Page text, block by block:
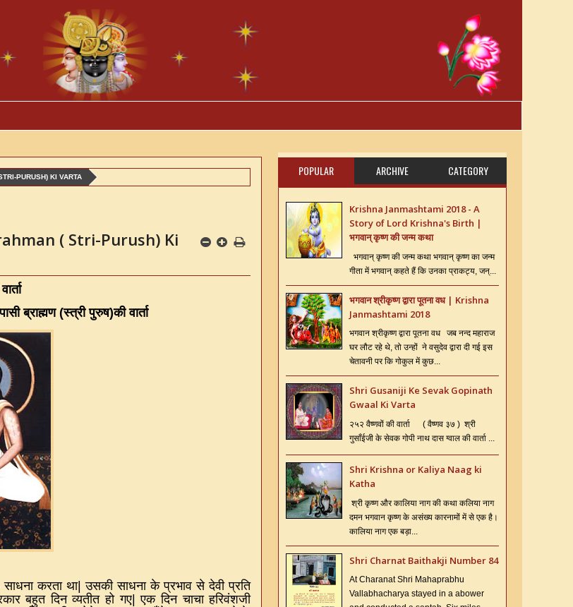
PURUSH) KI VARTA
( Stri-Purush) Ki
ब्राह्मण(स्त्री पुरुष)की वार्ता
साधना करता था|उसकी साधना के प्रभाव से देवी प्रति
बहुत दिन व्यतीत हो गए|एक दिन चाचा हरिवंशजी
POPULAR ARCHIVE CATEGORY
Krishna Janmashtami 2018 - A
Story of Lord Krishna's Birth |
भगवान् कृष्ण की जन्म कथा
भगवान् कृष्ण की जन्म कथा भगवान् कृष्ण का जन्म
गीता में भगवान् कहते हैं कि उनका प्राकट्य, जन्...
भगवान श्रीकृष्ण द्वारा पूतना वध | Krishna
Janmashtami 2018
भगवान श्रीकृष्ण द्वारा पूतना वध जब नन्द महाराज
घर लौट रहे थे, तो उन्हों ने वसुदेव द्वारा दी गई इस
चेतावनी पर कि गोकुल में कुछ...
Shri Gusaniji Ke Sevak Gopinath
Gwaal Ki Varta
२५२ वैष्णवों की वार्ता ( वैष्णव ३७ ) श्री
गुसाँईजी के सेवक गोपी नाथ दास ग्वाल की वार्ता ...
Shri Krishna or Kaliya Naag ki
Katha
श्री कृष्ण और कालिया नाग की कथा कलिया नाग
दमन भगवान कृष्ण के असंख्य कारनामों में से एक है।
कालिया नाग एक बड़ा...
Shri Charnat Baithakji Number 84
At Charanat Shri Mahaprabhu
Vallabhacharya stayed in a abower